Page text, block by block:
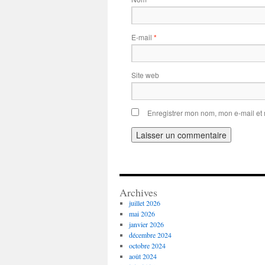
E-mail *
Site web
Enregistrer mon nom, mon e-mail
Archives
juillet 2026
mai 2026
janvier 2026
décembre 2024
octobre 2024
août 2024